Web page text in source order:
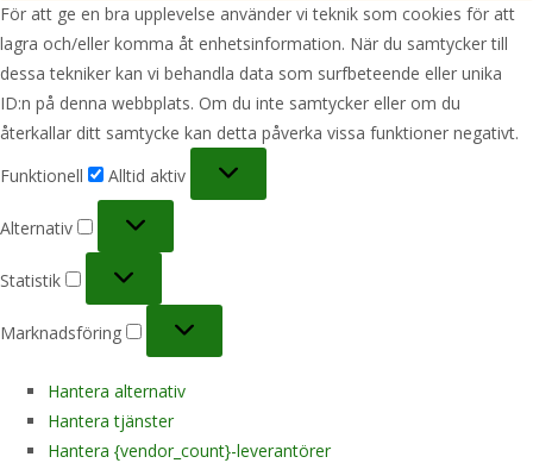
För att ge en bra upplevelse använder vi teknik som cookies för att
lagra och/eller komma åt enhetsinformation. När du samtycker till
dessa tekniker kan vi behandla data som surfbeteende eller unika
ID:n på denna webbplats. Om du inte samtycker eller om du
återkallar ditt samtycke kan detta påverka vissa funktioner negativt.
Funktionell
Alltid aktiv
Alternativ
Statistik
Marknadsföring
Hantera alternativ
Hantera tjänster
Hantera {vendor_count}-leverantörer